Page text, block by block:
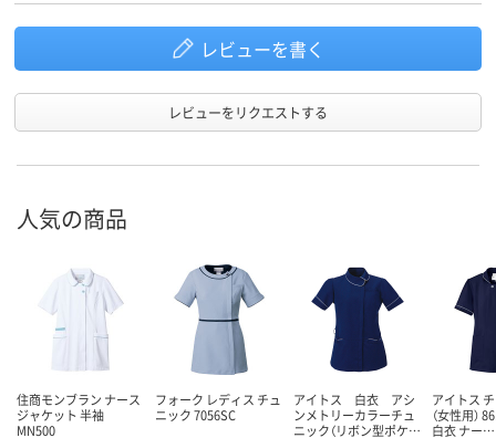
レビューを書く
レビューをリクエストする
人気の商品
住商モンブラン ナース
ジャケット 半袖
MN500
フォーク レディス チュ
ニック 7056SC
アイトス 白衣 アシ
ンメトリーカラーチュ
ニック（リボン型ポケ…
アイトス
（女性用）
白衣 ナー…